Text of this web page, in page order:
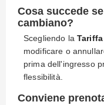
Cosa succede
cambiano?
Scegliendo la Tariffa
modificare o
prima dell'ingresso
flessibilità.
Conviene